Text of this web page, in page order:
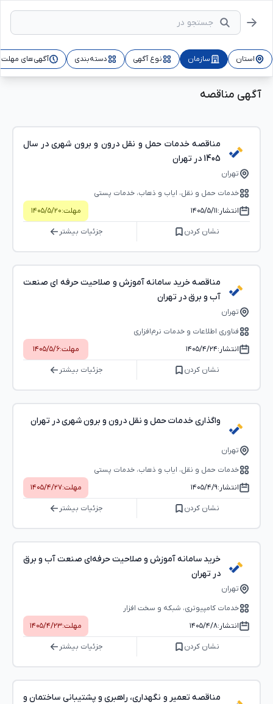
استان سازمان نوع آگهی دسته‌بندی آگهی‌های
آگهی مناقصه
مناقصه خدمات حمل و نقل درون و برون شهری در سال
1405 در تهران
تهران
خدمات حمل و نقل، ایاب و ذهاب، خدمات پستی
انتشار:۱۴۰۵/۵/۱۱ مهلت:۱۴۰۵/۵/۲۰
نشان کردن جزئیات بیشتر
مناقصه خرید سامانه آموزش و صلاحیت حرفه ای صنعت
آب و برق در تهران
تهران
فناوری اطلاعات و خدمات نرم‌افزاری
انتشار:۱۴۰۵/۴/۲۴ مهلت:۱۴۰۵/۵/۶
نشان کردن جزئیات بیشتر
واگذاری خدمات حمل و نقل درون و برون شهری در تهران
تهران
خدمات حمل و نقل، ایاب و ذهاب، خدمات پستی
انتشار:۱۴۰۵/۴/۹ مهلت:۱۴۰۵/۴/۲۷
نشان کردن جزئیات بیشتر
خرید سامانه آموزش و صلاحیت حرفه‌ای صنعت آب و برق
در تهران
تهران
خدمات کامپیوتری، شبکه و سخت ‌افزار
انتشار:۱۴۰۵/۴/۸ مهلت:۱۴۰۵/۴/۲۳
نشان کردن جزئیات بیشتر
مناقصه تعمیر و نگهداری، راهبری و پشتیبانی ساختمان و